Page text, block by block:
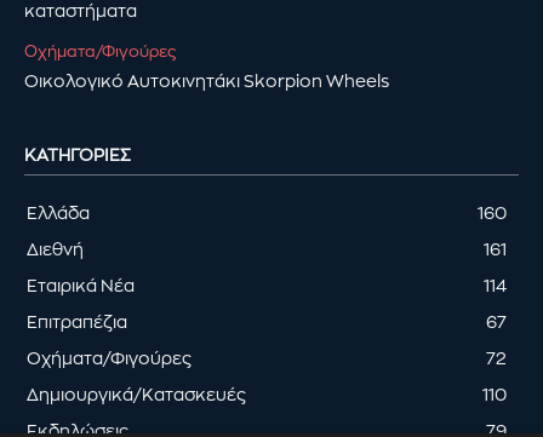
καταστήματα
Οχήματα/Φιγούρες
Οικολογικό Αυτοκινητάκι Skorpion Wheels
ΚΑΤΗΓΟΡΊΕΣ
Ελλάδα 160
Διεθνή 161
Εταιρικά Νέα 114
Επιτραπέζια 67
Οχήματα/Φιγούρες 72
Δημιουργικά/Κατασκευές 110
Εκδηλώσεις 79